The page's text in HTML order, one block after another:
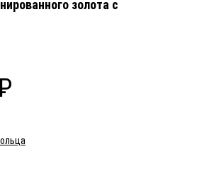
золота c